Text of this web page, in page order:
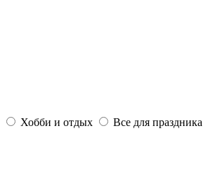
Хобби и отдых
Все для праздника